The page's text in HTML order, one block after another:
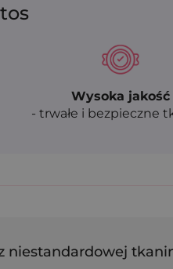
Wysoka jakość
- trwałe i bezpieczne
niestandardowej